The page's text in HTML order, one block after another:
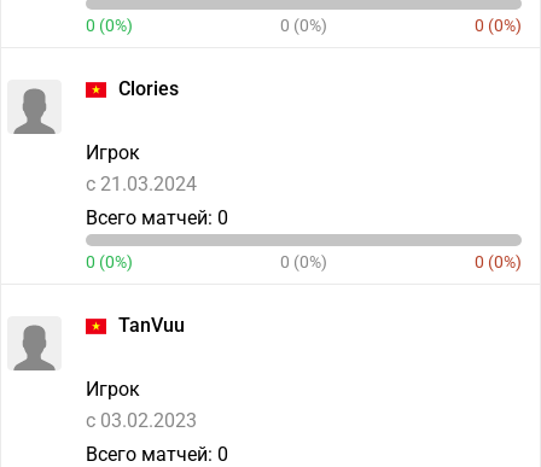
0 (0%) 0 (0%) 0 (0%)
Clories
Игрок
c 21.03.2024
Всего матчей: 0
0 (0%) 0 (0%) 0 (0%)
TanVuu
Игрок
c 03.02.2023
Всего матчей: 0